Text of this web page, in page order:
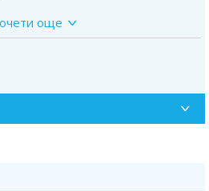
с дългогодишни традиции в
в София. Изградена е с много
вкусните торти. Сладкарницата
асортимент от сладкарски изделия.
рецепти и специално отношение към
Сладкарница Джорджо Джани
и с ръчно моделирана декорация,
захарна декорация и сладоледени
още